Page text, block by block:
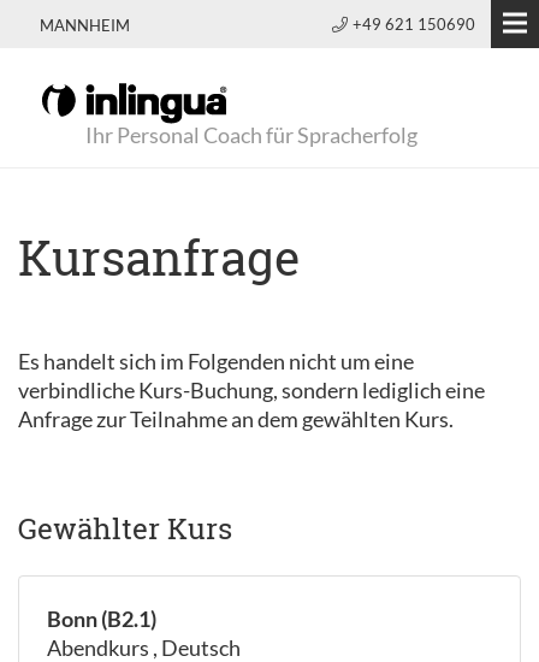
MANNHEIM +49 621 150690
Ihr Personal Coach für Spracherfolg
Kursanfrage
Es handelt sich im Folgenden nicht um eine
verbindliche Kurs-Buchung, sondern lediglich eine
Anfrage zur Teilnahme an dem gewählten Kurs.
Gewählter Kurs
Bonn (B2.1)
Abendkurs , Deutsch